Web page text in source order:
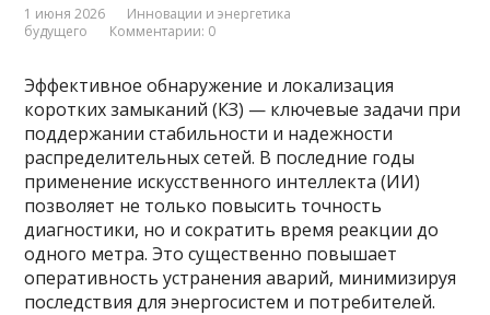
1 июня 2026
Инновации и энергетика
будущего
Комментарии: 0
Эффективное обнаружение и локализация
коротких замыканий (КЗ) — ключевые задачи при
поддержании стабильности и надежности
распределительных сетей. В последние годы
применение искусственного интеллекта (ИИ)
позволяет не только повысить точность
диагностики, но и сократить время реакции до
одного метра. Это существенно повышает
оперативность устранения аварий, минимизируя
последствия для энергосистем и потребителей.